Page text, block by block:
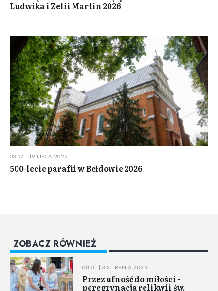
Ludwika i Zelii Martin 2026
03:07 | 19 LIPCA 2026
500-lecie parafii w Bełdowie 2026
ZOBACZ RÓWNIEŻ
08:01 | 3 SIERPNIA 2026
Przez ufność do miłości -
peregrynacja relikwii św.